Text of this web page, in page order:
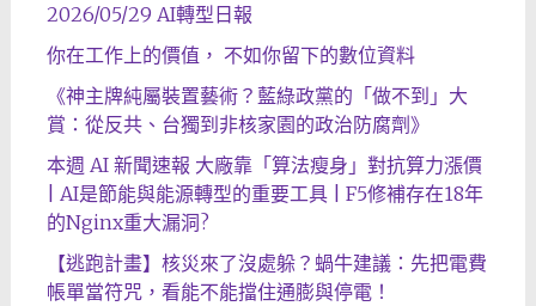
2026/05/29 AI轉型日報
你在工作上的價值， 不如你留下的數位資料
《神主牌純屬裝置藝術？藍綠政黨的「做不到」大
賞：從反共、台獨到非核家園的政治防腐劑》
本週 AI 新聞速報 大廠靠「算法瘦身」對抗算力漲價
| AI是節能與能源轉型的重要工具 | F5修補存在18年
的Nginx重大漏洞?
【逃跑計畫】核災來了沒處躲？蝸牛建議：先把電費
帳單當符咒，看能不能擋住通膨與停電！